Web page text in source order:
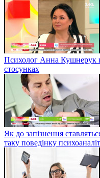
Психолог Анна Кушнерук
стосунках
Як до запізнення
таку поведінку